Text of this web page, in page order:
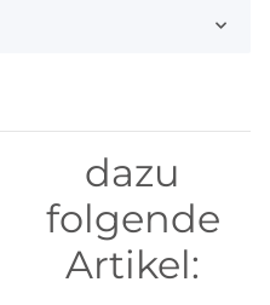
dazu
folgende
Artikel: